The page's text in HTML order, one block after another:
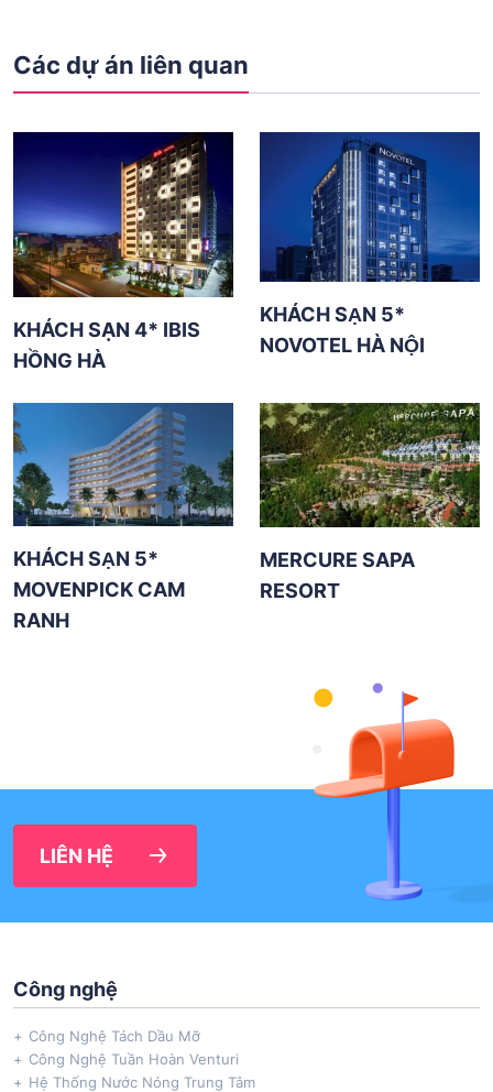
Các dự án liên quan
KHÁCH SẠN 4* IBIS
HỒNG HÀ
KHÁCH SẠN 5*
NOVOTEL HÀ NỘI
KHÁCH SẠN 5*
MOVENPICK CAM
RANH
MERCURE SAPA
RESORT
LIÊN HỆ
Công nghệ
Công Nghệ Tách Dầu Mỡ
Công Nghệ Tuần Hoàn Venturi
Hệ Thống Nước Nóng Trung Tâm